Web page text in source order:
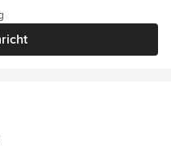
5 Sternen